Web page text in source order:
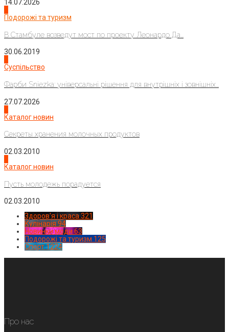
14.07.2026
Подорожі та туризм
В Стамбуле возведут мост по проекту Леонардо Да...
30.06.2019
Суспільство
Фарби Sniezka: універсальні рішення для внутрішніх і зовнішніх...
27.07.2026
Каталог новин
Секреты хранения молочных продуктов
02.03.2010
Каталог новин
Пусть молодежь порадуется
02.03.2010
Здоров'я і краса 321
Кулінарія 94
Новинки моди 63
Подорожі та туризм 125
Спорт1224
Про нас